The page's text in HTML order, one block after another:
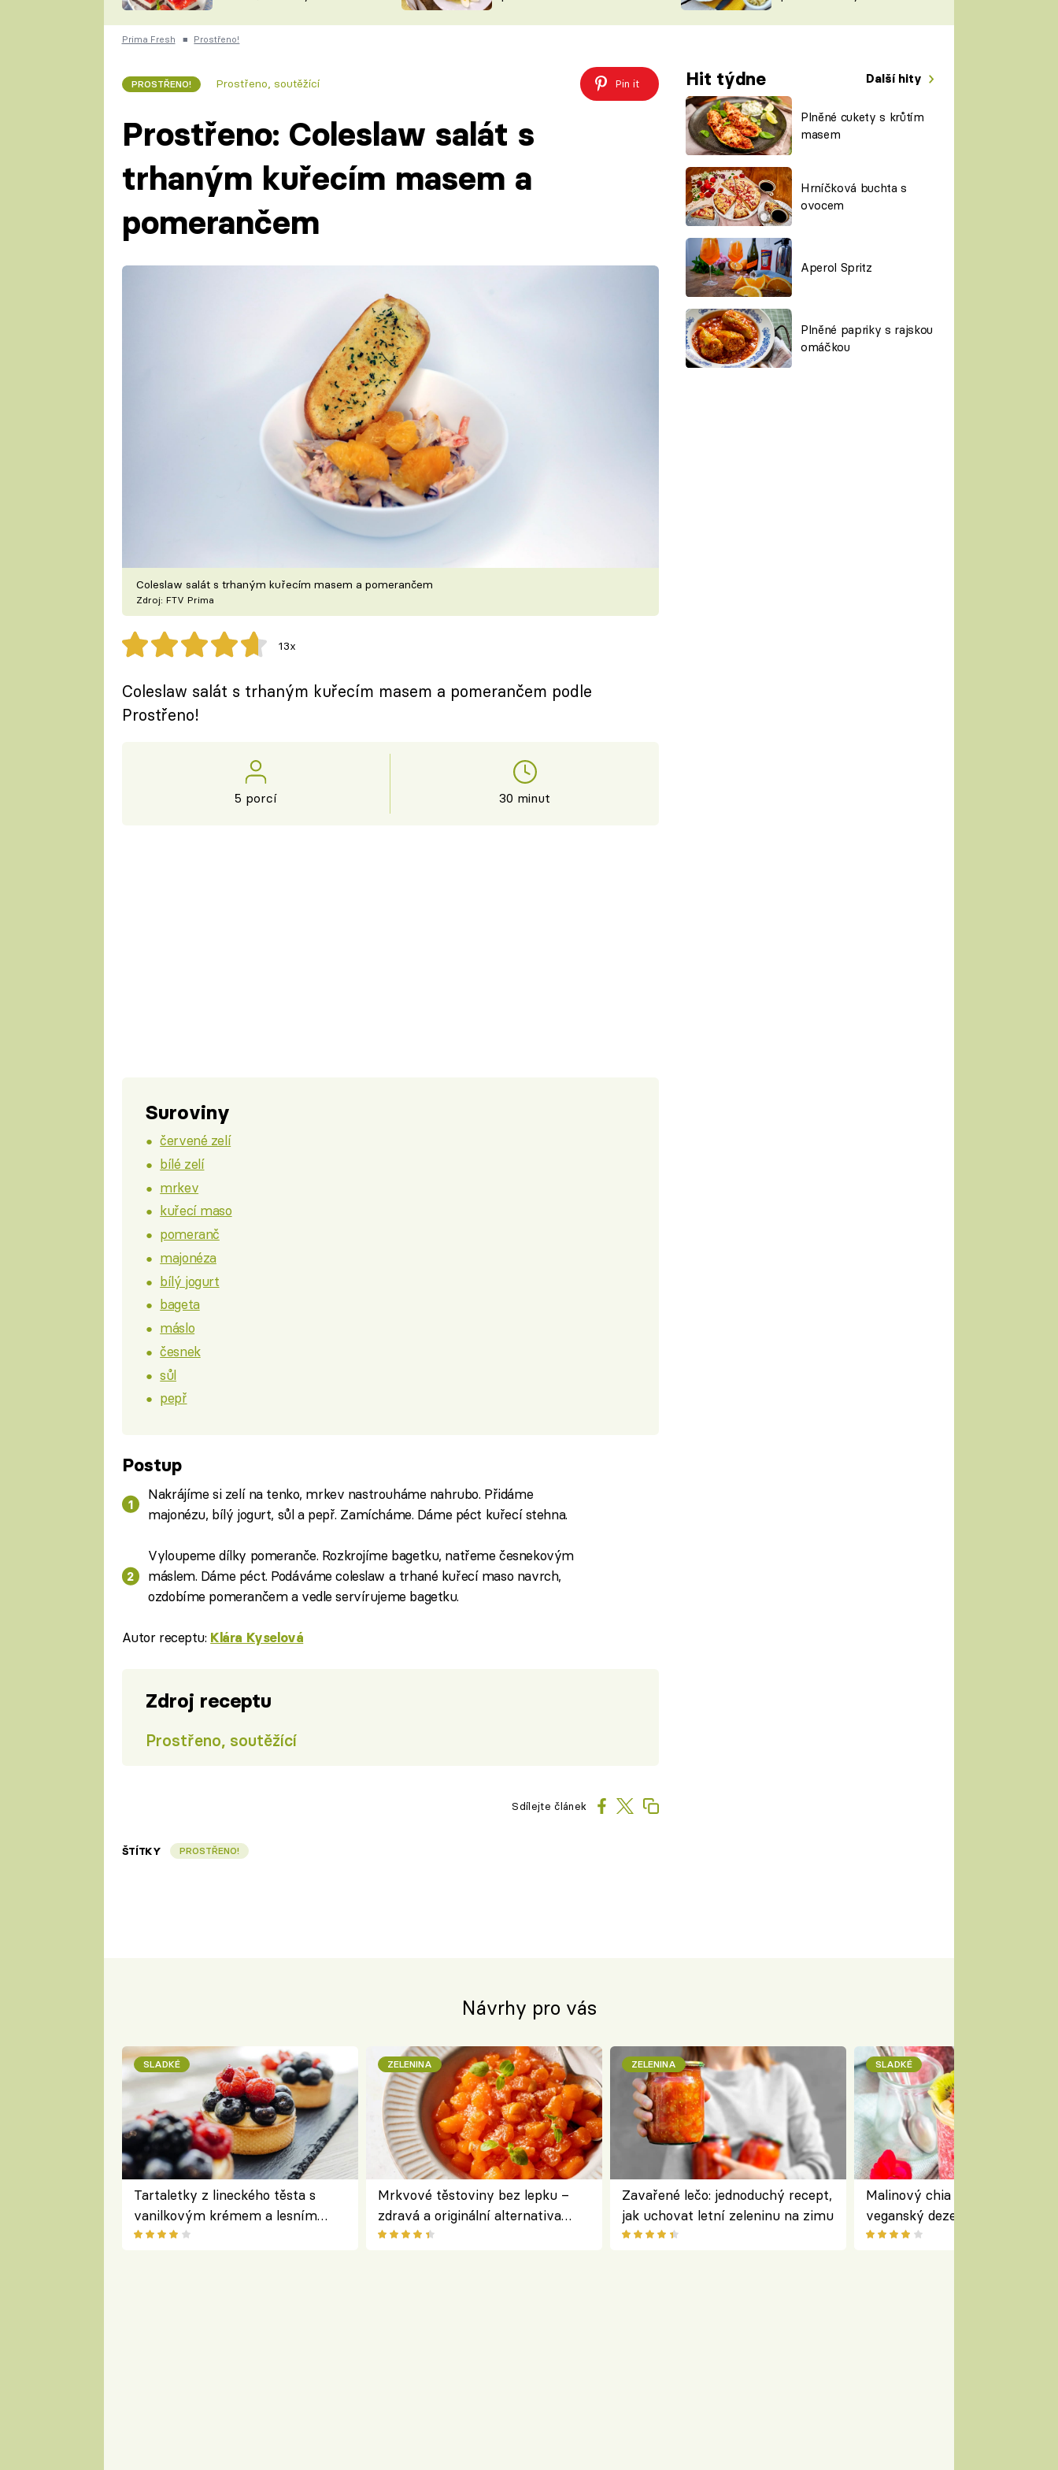
ČESKO NA TALÍŘI
KUCHAŘKA
VYCHYTÁVKY
ŠÉFREDAKTORKY
ČASOPIS
Prima Fresh ■ Prostřeno!
PROSTŘENO! Prostřeno, soutěžící Pin it Hit týdne Další hity
Plněné cukety s krůtím
masem
Hrníčková buchta s
ovocem
Aperol Spritz
Plněné papriky s rajskou
omáčkou
Prostřeno: Coleslaw salát s
trhaným kuřecím masem a
pomerančem
Coleslaw salát s trhaným kuřecím masem a pomerančem
Zdroj: FTV Prima
13x
Coleslaw salát s trhaným kuřecím masem a pomerančem podle
Prostřeno!
5 porcí 30 minut
Suroviny
červené zelí
bílé zelí
mrkev
kuřecí maso
pomeranč
majonéza
bílý jogurt
bageta
máslo
česnek
sůl
pepř
Postup
Nakrájíme si zelí na tenko, mrkev nastrouháme nahrubo. Přidáme
majonézu, bílý jogurt, sůl a pepř. Zamícháme. Dáme péct kuřecí stehna.
Vyloupeme dílky pomeranče. Rozkrojíme bagetku, natřeme česnekovým
máslem. Dáme péct. Podáváme coleslaw a trhané kuřecí maso navrch,
ozdobíme pomerančem a vedle servírujeme bagetku.
Autor receptu: Klára Kyselová
Zdroj receptu
Prostřeno, soutěžící
Sdílejte článek
ŠTÍTKY PROSTŘENO!
Návrhy pro vás
SLADKÉ
Tartaletky z lineckého těsta s
vanilkovým krémem a lesním
ovocem podle Bread Society
ZELENINA
Mrkvové těstoviny bez lepku –
zdravá a originální alternativa
klasiky
ZELENINA
Zavařené lečo: jednoduchý recept,
jak uchovat letní zeleninu na zimu
SLADKÉ
Malinový chia pudink s
veganský dezert plný ovoce a
ořechů